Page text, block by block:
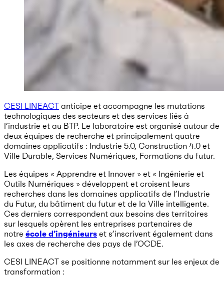
CESI LINEACT anticipe et accompagne les mutations
technologiques des secteurs et des services liés à
l’industrie et au BTP. Le laboratoire est organisé autour de
deux équipes de recherche et principalement quatre
domaines applicatifs : Industrie 5.0, Construction 4.0 et
Ville Durable, Services Numériques, Formations du futur.
Les équipes « Apprendre et Innover » et « Ingénierie et
Outils Numériques » développent et croisent leurs
recherches dans les domaines applicatifs de l’Industrie
du Futur, du bâtiment du futur et de la Ville intelligente.
Ces derniers correspondent aux besoins des territoires
sur lesquels opèrent les entreprises partenaires de
notre école d’ingénieurs et s’inscrivent également dans
les axes de recherche des pays de l’OCDE.
CESI LINEACT se positionne notamment sur les enjeux de
transformation :